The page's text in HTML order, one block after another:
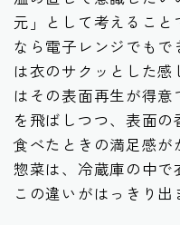
元」として考えるこ
なら電子レンジでも
は衣のサクッとした
はその表面再生が得
を飛ばしつつ、表面の
食べたときの満足感が
惣菜は、冷蔵庫の中で
この違いがはっきり出